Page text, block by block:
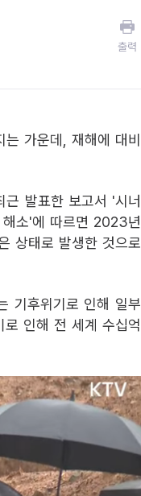
출력
가운데, 재해에 대비
발표한 보고서 '시너
소'에 따르면 2023년
상태로 발생한 것으로
기후위기로 인해 일부
인해 전 세계 수십억